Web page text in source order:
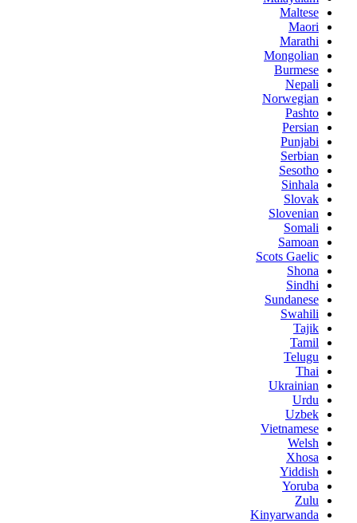
Maltese
Maori
Marathi
Mongolian
Burmese
Nepali
Norwegian
Pashto
Persian
Punjabi
Serbian
Sesotho
Sinhala
Slovak
Slovenian
Somali
Samoan
Scots Gaelic
Shona
Sindhi
Sundanese
Swahili
Tajik
Tamil
Telugu
Thai
Ukrainian
Urdu
Uzbek
Vietnamese
Welsh
Xhosa
Yiddish
Yoruba
Zulu
Kinyarwanda